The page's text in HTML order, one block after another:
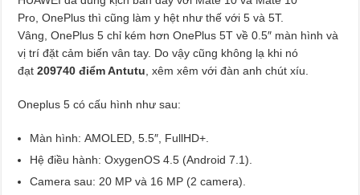
Pro, OnePlus thì cũng làm y hệt như thế với 5 và 5T.
Vâng, OnePlus 5 chỉ kém hơn OnePlus 5T về 0.5″ màn hình và
vị trí đặt cảm biến vân tay. Do vậy cũng không lạ khi nó
đạt209740 điểm Antutu , xêm xêm với đàn anh chút xíu.
Oneplus 5 có cấu hình như sau:
Màn hình: AMOLED, 5.5″, FullHD+.
Hệ điều hành: OxygenOS 4.5 (Android 7.1).
Camera sau: 20 MP và 16 MP (2 camera).